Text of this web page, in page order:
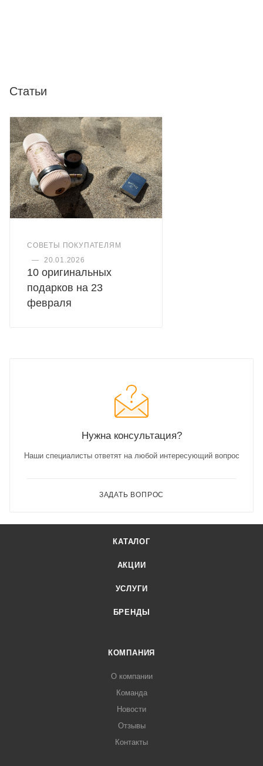
Статьи
СОВЕТЫ ПОКУПАТЕЛЯМ
—
20.01.2026
10 оригинальных
подарков на 23
февраля
Нужна консультация?
Наши специалисты ответят на любой интересующий вопрос
ЗАДАТЬ ВОПРОС
КАТАЛОГ
АКЦИИ
УСЛУГИ
БРЕНДЫ
КОМПАНИЯ
О компании
Команда
Новости
Отзывы
Контакты